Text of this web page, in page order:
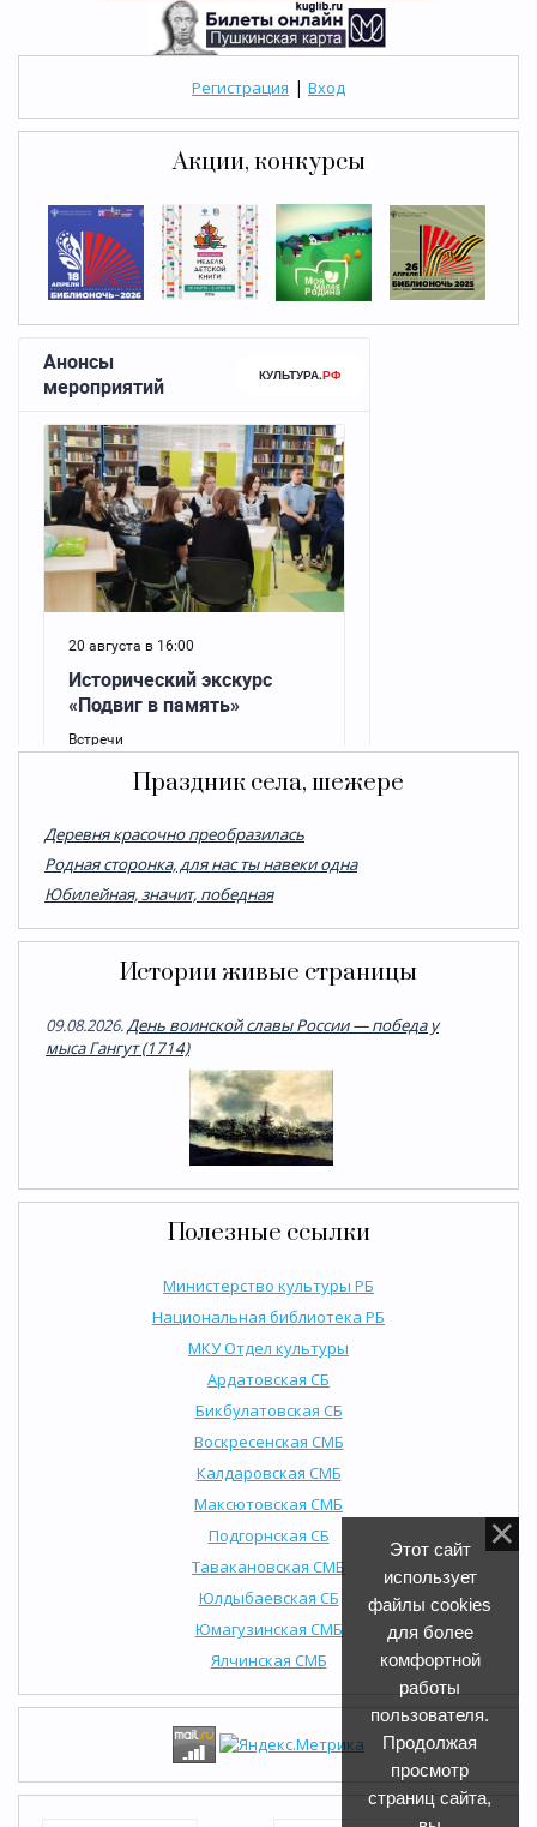
Регистрация | Вход
Акции, конкурсы
Праздник села, шежере
Деревня красочно преобразилась
Родная сторонка, для нас ты навеки одна
Юбилейная, значит, победная
Истории живые страницы
09.08.2026.День воинской славы России — победа у
мыса Гангут (1714)
Полезные ссылки
Министерство культуры РБ
Национальная библиотека РБ
МКУ Отдел культуры
Ардатовская СБ
Бикбулатовская СБ
Воскресенская СМБ
Калдаровская СМБ
Максютовская СМБ
Подгорнская СБ
Тавакановская СМБ
Юлдыбаевская СБ
Юмагузинская СМБ
Ялчинская СМБ
Этот сайт
использует
файлы cookies
для более
комфортной
работы
пользователя.
Продолжая
просмотр
страниц сайта,